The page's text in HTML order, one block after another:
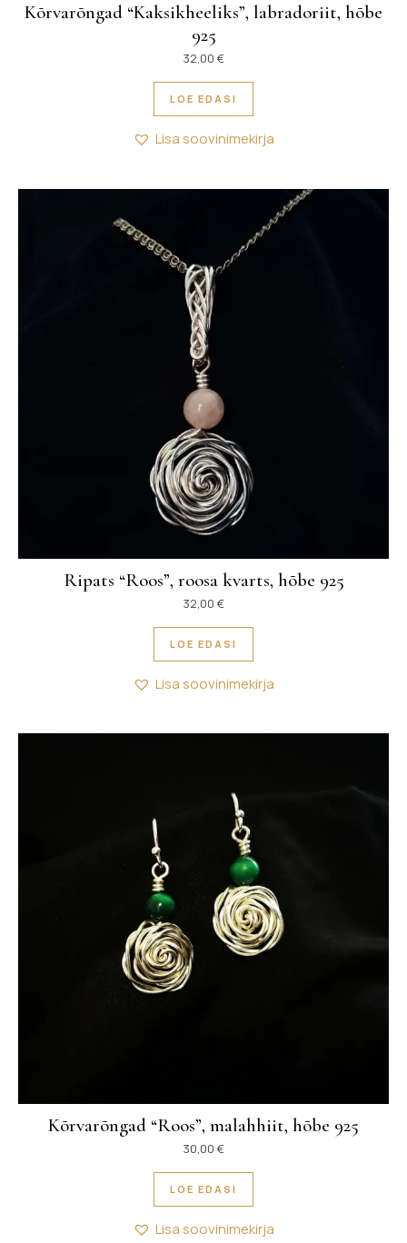
Kõrvarõngad “Kaksikheeliks”, labradoriit, hõbe
925
32,00 €
LOE EDASI
Lisa soovinimekirja
Ripats “Roos”, roosa kvarts, hõbe 925
32,00 €
LOE EDASI
Lisa soovinimekirja
Kõrvarõngad “Roos”, malahhiit, hõbe 925
30,00 €
LOE EDASI
Lisa soovinimekirja